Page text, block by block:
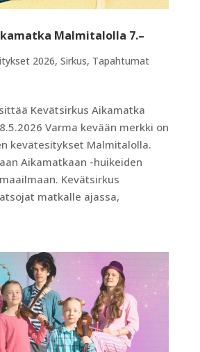
Malmitalolla 7.–
2026, Sirkus, Tapahtumat
Kevätsirkus Aikamatka
Varma kevään merkki on
kevätesitykset Malmitalolla.
Aikamatkaan -huikeiden
Kevätsirkus
matkalle ajassa,